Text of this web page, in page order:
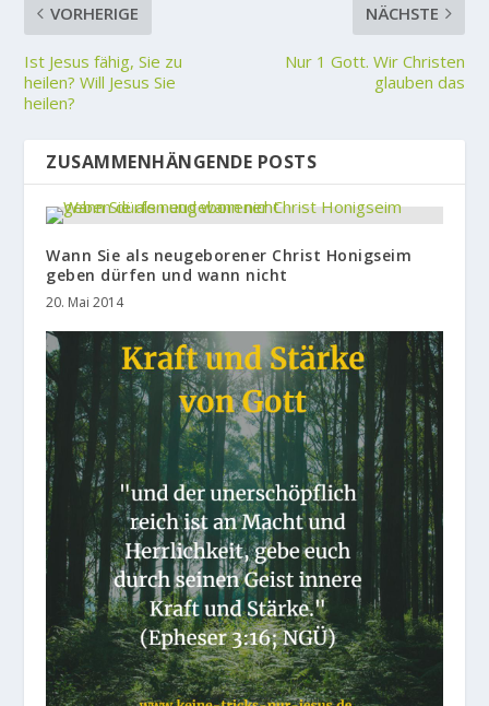
VORHERIGE
Ist Jesus fähig, Sie zu
heilen? Will Jesus Sie
heilen?
NÄCHSTE
Nur 1 Gott. Wir Christen
glauben das
ZUSAMMENHÄNGENDE POSTS
Wann Sie als neugeborener Christ Honigseim
geben dürfen und wann nicht
20. Mai 2014